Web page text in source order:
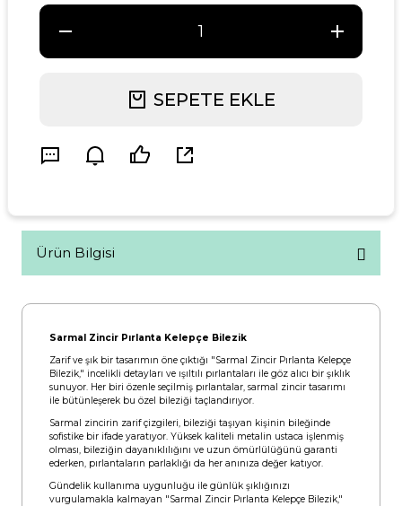
SEPETE EKLE
Ürün Bilgisi
Sarmal Zincir Pırlanta Kelepçe Bilezik
Zarif ve şık bir tasarımın öne çıktığı "Sarmal Zincir Pırlanta Kelepçe
Bilezik," incelikli detayları ve ışıltılı pırlantaları ile göz alıcı bir şıklık
sunuyor. Her biri özenle seçilmiş pırlantalar, sarmal zincir tasarımı
ile bütünleşerek bu özel bileziği taçlandırıyor.
Sarmal zincirin zarif çizgileri, bileziği taşıyan kişinin bileğinde
sofistike bir ifade yaratıyor. Yüksek kaliteli metalin ustaca işlenmiş
olması, bileziğin dayanıklılığını ve uzun ömürlülüğünü garanti
ederken, pırlantaların parlaklığı da her anınıza değer katıyor.
Gündelik kullanıma uygunluğu ile günlük şıklığınızı
vurgulamakla kalmayan "Sarmal Zincir Pırlanta Kelepçe Bilezik,"